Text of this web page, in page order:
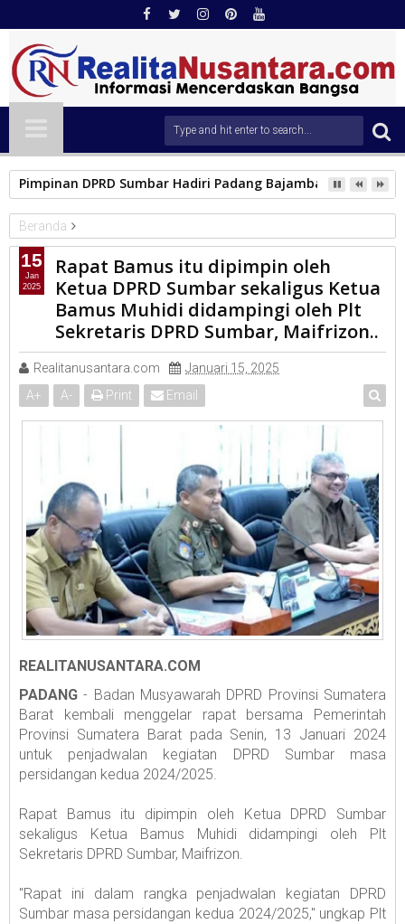
Pimpinan DPRD Sumbar Hadiri Padang Bajamba, Perkuat
Beranda
PARLEMEN
Rapat Bamus itu dipimpin oleh Ketua DPRD Sumbar sekaligus
Ketua Bamus Muhidi didampingi oleh Plt Sekretaris DPRD
Sumbar, Maifrizon..
Rapat Bamus itu dipimpin oleh
Ketua DPRD Sumbar sekaligus Ketua
Bamus Muhidi didampingi oleh Plt
Sekretaris DPRD Sumbar, Maifrizon..
Realitanusantara.com
Januari 15, 2025
A+ A- Print Email
REALITANUSANTARA.COM
PADANG- Badan Musyawarah DPRD Provinsi Sumatera
Barat kembali menggelar rapat bersama Pemerintah
Provinsi Sumatera Barat pada Senin, 13 Januari 2024
untuk penjadwalan kegiatan DPRD Sumbar masa
persidangan kedua 2024/2025.
Rapat Bamus itu dipimpin oleh Ketua DPRD Sumbar
sekaligus Ketua Bamus Muhidi didampingi oleh Plt
Sekretaris DPRD Sumbar, Maifrizon.
"Rapat ini dalam rangka penjadwalan kegiatan DPRD
Sumbar masa persidangan kedua 2024/2025," ungkap Plt
15
Jan
2025